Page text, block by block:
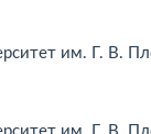
им. Г. В.
им. Г. В.